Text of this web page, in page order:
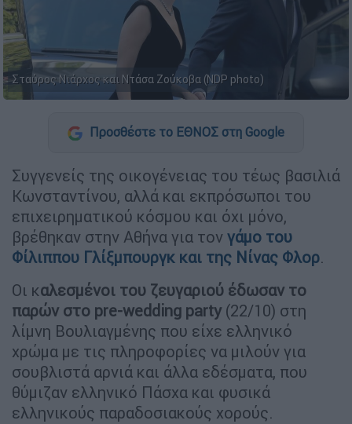
Σταύρος Νιάρχος και Ντάσα Ζούκοβα (NDP photo)
Προσθέστε το ΕΘΝΟΣ στη Google
Συγγενείς της οικογένειας του τέως βασιλιά
Κωνσταντίνου, αλλά και εκπρόσωποι του
επιχειρηματικού κόσμου και όχι μόνο,
βρέθηκαν στην Αθήνα για τον γάμο του
Φίλιππου Γλίξμπουργκ και της Νίνας Φλορ.
Οι καλεσμένοι του ζευγαριού έδωσαν το
παρών στο pre-wedding party (22/10) στη
λίμνη Βουλιαγμένης που είχε ελληνικό
χρώμα με τις πληροφορίες να μιλούν για
σουβλιστά αρνιά και άλλα εδέσματα, που
θύμιζαν ελληνικό Πάσχα και φυσικά
ελληνικούς παραδοσιακούς χορούς.